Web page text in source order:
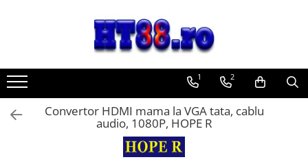
Toate Produsele
Sisteme Desktop
Accesorii IT
Adaptoare, convertoare
Convertoare si adaptoare video
1 2
Convertor HDMI mama la VGA tata, cablu
audio, 1080P, HOPE R